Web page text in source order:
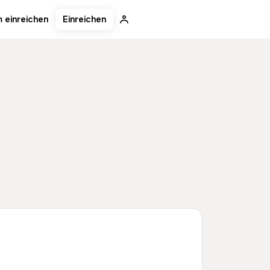
einreichen Einreichen